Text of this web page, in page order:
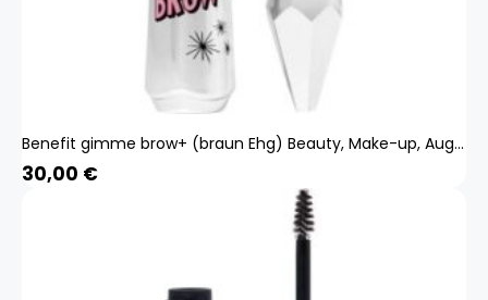
Benefit gimme brow+ (braun Ehg) Beauty, Make-up, Augen, Augenbrauen
30,00 €